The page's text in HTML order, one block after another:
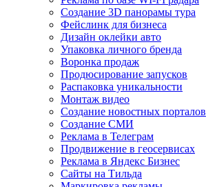
Создание 3D панорамы тура
Фейслинк для бизнеса
Дизайн оклейки авто
Упаковка личного бренда
Воронка продаж
Продюсирование запусков
Распаковка уникальности
Монтаж видео
Создание новостных порталов
Cоздание СМИ
Реклама в Телеграм
Продвижение в геосервисах
Реклама в Яндекс Бизнес
Сайты на Тильда